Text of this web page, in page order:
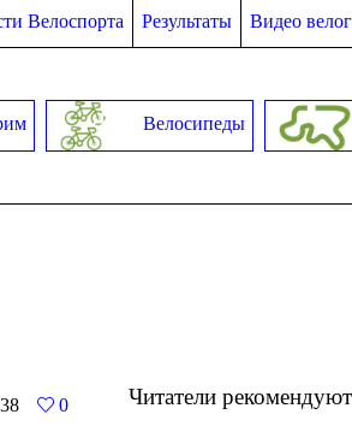
Велоспорта Результаты Видео
Велосипеды
38
0
Читатели рекомендуют